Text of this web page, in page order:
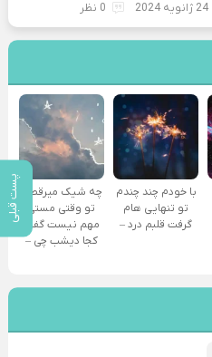
پست قبلی
24 ژانویه 2024 0 نظر
با خودم چند چندم
تو تنهایی هام
گرفت قلبم درد –
چه شیک میرقصی
تو وقتی مستی
مهم نیست گفت
کجا دیشب چی –